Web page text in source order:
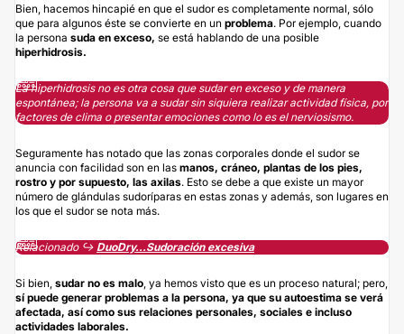
Bien, hacemos hincapié en que el sudor es completamente normal, sólo
que para algunos éste se convierte en un problema. Por ejemplo, cuando
la persona suda en exceso, se está hablando de una posible
hiperhidrosis.
La hiperhidrosis no es otra cosa que sudar en exceso y de manera
espontánea; la persona va a sudar sin siquiera realizar actividad física, por
factores de clima o presentar emociones como lo es el nerviosismo.
Seguramente has notado que las zonas corporales donde el sudor se
anuncia con facilidad son en las manos, cráneo, plantas de los pies,
rostro y por supuesto, las axilas. Esto se debe a que existe un mayor
número de glándulas sudoríparas en estas zonas y además, son lugares en
los que el sudor se nota más.
Relacionado ↪️ DuoDry...Sudoración excesiva
Si bien, sudar no es malo , ya hemos visto que es un proceso natural; pero,
sí puede generar problemas a la persona, ya que su autoestima se verá
afectada, así como sus relaciones personales, sociales e incluso
actividades laborales.